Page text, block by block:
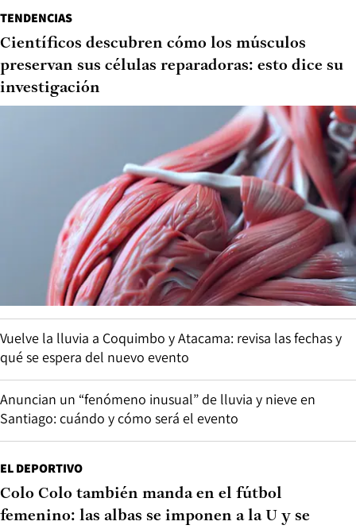
TENDENCIAS
Científicos descubren cómo los músculos
preservan sus células reparadoras: esto dice su
investigación
Vuelve la lluvia a Coquimbo y Atacama: revisa las fechas y
qué se espera del nuevo evento
Anuncian un “fenómeno inusual” de lluvia y nieve en
Santiago: cuándo y cómo será el evento
EL DEPORTIVO
Colo Colo también manda en el fútbol
femenino: las albas se imponen a la U y se